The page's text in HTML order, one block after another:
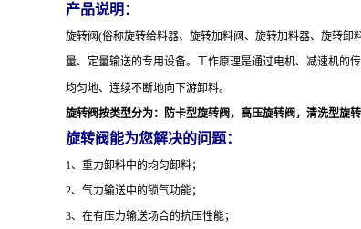
产品说明：
旋转阀(俗称旋转给料器、旋转加料阀、旋转加料器、旋转卸
量、定量输送的专用设备。工作原理是通过电机、减速机的
均匀地、连续不断地向下游卸料。
旋转阀按类型分为：防卡型旋转阀，高压旋转阀，清洗型旋
旋转阀能为您解决的问题：
1、重力卸料中的均匀卸料；
2、气力输送中的锁气功能；
3、在有压力输送场合的抗压性能；